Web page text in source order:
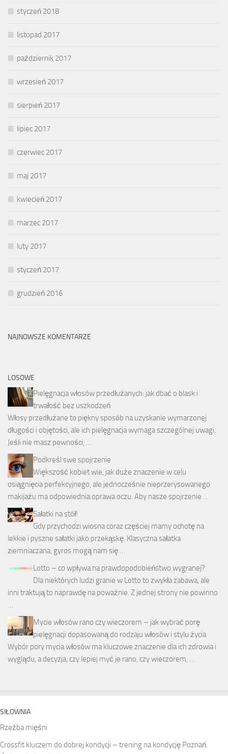
styczeń 2018
listopad 2017
październik 2017
wrzesień 2017
sierpień 2017
lipiec 2017
czerwiec 2017
maj 2017
kwiecień 2017
marzec 2017
luty 2017
styczeń 2017
grudzień 2016
NAJNOWSZE KOMENTARZE
LOSOWE
Pielęgnacja włosów przedłużanych: jak dbać o blask i
trwałość bez uszkodzeń
Włosy przedłużane to piękny sposób na uzyskanie wymarzonej
długości i objętości, ale ich pielęgnacja wymaga szczególnej uwagi.
Jeśli nie masz pewności, …
Podkreśl swe spojrzenie
Większość kobiet wie, jak duże znaczenie w celu
osiągnięcia perfekcyjnego, ale jednocześnie nieprzerysowanego
makijażu ma odpowiednia oprawa oczu. Aby nasze spojrzenie …
Sałatki na stół!
Gdy przychodzi wiosna coraz częściej mamy ochotę na
lekkie i pyszne sałatki jako przekąskę. Klasyczna sałatka
ziemniaczana, gyros mogą nam się …
Lotto – co wpływa na prawdopodobieństwo wygranej?
Dla niektórych ludzi granie w Lotto to zwykła zabawa, ale
inni traktują to naprawdę na poważnie. Z jednej strony nie powinno
…
Mycie włosów rano czy wieczorem – jak wybrać porę
pielęgnacji dopasowaną do rodzaju włosów i stylu życia
Wybór pory mycia włosów ma kluczowe znaczenie dla ich zdrowia i
wyglądu, a decyzja, czy lepiej myć je rano, czy wieczorem, …
SIŁOWNIA
Rzeźba mięśni
Crossfit kluczem do dobrej kondycji – trening na kondycję Poznań.